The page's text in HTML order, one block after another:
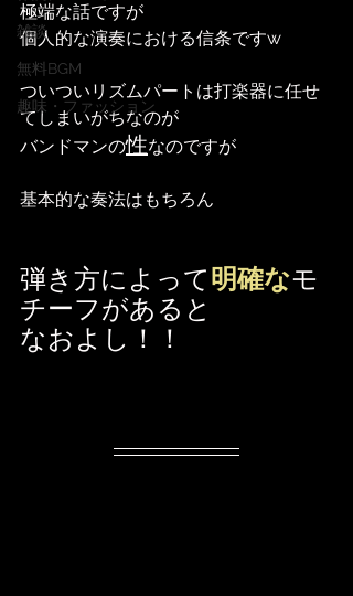
雑談
無料BGM
趣味・ファッション
極端な話ですが
個人的な演奏における信条ですw
ついついリズムパートは打楽器に任せ
てしまいがちなのが
バンドマンの性なのですが
基本的な奏法はもちろん
弾き方によって明確なモ
チーフがあると
なおよし！！